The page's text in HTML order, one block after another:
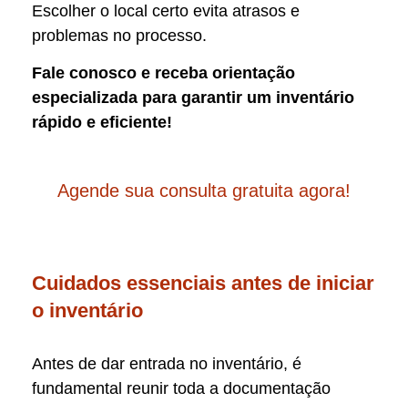
Escolher o local certo evita atrasos e
problemas no processo.
Fale conosco e receba orientação
especializada para garantir um inventário
rápido e eficiente!
Agende sua consulta gratuita agora!
Cuidados essenciais antes de iniciar
o inventário
Antes de dar entrada no inventário, é
fundamental reunir toda a documentação